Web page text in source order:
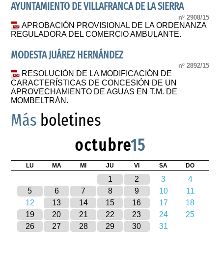
AYUNTAMIENTO DE VILLAFRANCA DE LA SIERRA
nº 2908/15
APROBACIÓN PROVISIONAL DE LA ORDENANZA
REGULADORA DEL COMERCIO AMBULANTE.
MODESTA JUÁREZ HERNÁNDEZ
nº 2892/15
RESOLUCIÓN DE LA MODIFICACIÓN DE
CARACTERÍSTICAS DE CONCESIÓN DE UN
APROVECHAMIENTO DE AGUAS EN T.M. DE
MOMBELTRÁN.
Más boletines
octubre15
LU MA MI JU VI SA DO
1 2 3
4
5
6 7 8 9 10
11
12
13 14 15 16 17
18
19
20 21 22 23 24
25
26
27 28 29 30 31